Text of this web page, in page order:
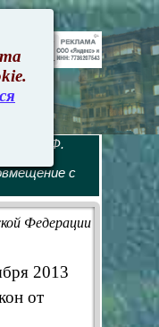
РФ.
с
Федерации
2013
от